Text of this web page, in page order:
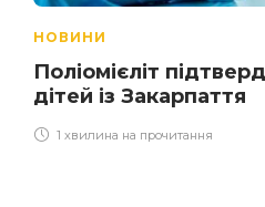
НОВИНИ
Поліомієліт
дітей із Закарпаття
1 хвилина на прочитання